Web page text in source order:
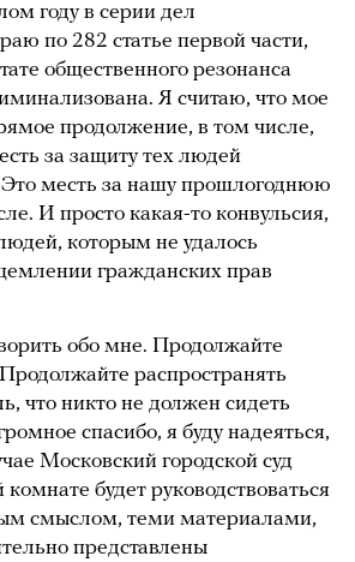
году в серии дел
по 282 статье первой части,
общественного резонанса
Я считаю, что мое
продолжение, в том числе,
за защиту тех людей
месть за нашу прошлогоднюю
И просто какая-то конвульсия,
которым не удалось
гражданских прав
обо мне. Продолжайте
распространять
что никто не должен сидеть
спасибо, я буду надеяться,
Московский городской суд
будет руководствоваться
смыслом, теми материалами,
представлены